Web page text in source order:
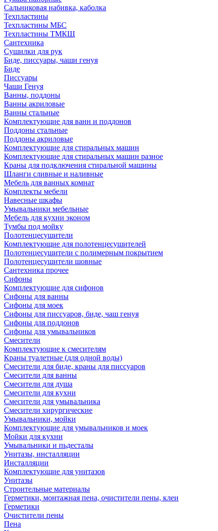
Сальниковая набивка, каболка
Техпластины
Техпластины МБС
Техпластины ТМКЩ
Сантехника
Сушилки для рук
Биде, писсуары, чаши генуя
Биде
Писсуары
Чаши Генуя
Ванны, поддоны
Ванны акриловые
Ванны стальные
Комплектующие для ванн и поддонов
Поддоны стальные
Поддоны акриловые
Комплектующие для стиральных машин
Комплектующие для стиральных машин разное
Краны для подключения стиральной машины
Шланги сливные и наливные
Мебель для ванных комнат
Комплекты мебели
Навесные шкафы
Умывальники мебельные
Мебель для кухни эконом
Тумбы под мойку
Полотенцесушители
Комплектующие для полотенцесушителей
Полотенцесушители с полимерным покрытием
Полотенцесушители шовные
Сантехника прочее
Сифоны
Комплектующие для сифонов
Сифоны для ванны
Сифоны для моек
Сифоны для писсуаров, биде, чаш генуя
Сифоны для поддонов
Сифоны для умывальников
Смесители
Комплектующие к смесителям
Краны туалетные (для одной воды)
Смесители для биде, краны для писсуаров
Смесители для ванны
Смесители для душа
Смесители для кухни
Смесители для умывальника
Смесители хирургические
Умывальники, мойки
Комплектующие для умывальников и моек
Мойки для кухни
Умывальники и пьдесталы
Унитазы, инсталляции
Инсталляции
Комплектующие для унитазов
Унитазы
Строительные материалы
Герметики, монтажная пена, очистители пены, клеи
Герметики
Очистители пены
Пена